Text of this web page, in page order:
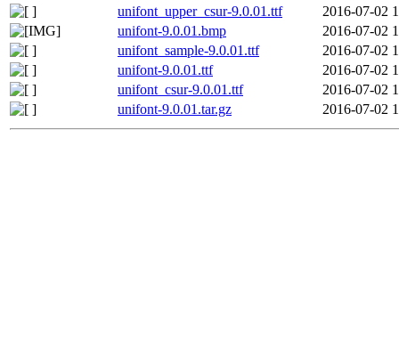
unifont_upper_csur-9.0.01.ttf
2016-07-02
unifont-9.0.01.bmp
2016-07-02
unifont_sample-9.0.01.ttf
2016-07-02
unifont-9.0.01.ttf
2016-07-02
unifont_csur-9.0.01.ttf
2016-07-02
unifont-9.0.01.tar.gz
2016-07-02